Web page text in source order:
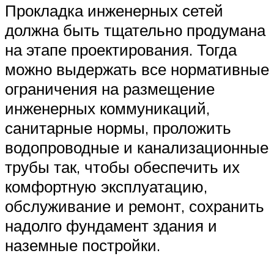
Прокладка инженерных сетей
должна быть тщательно продумана
на этапе проектирования. Тогда
можно выдержать все нормативные
ограничения на размещение
инженерных коммуникаций,
санитарные нормы, проложить
водопроводные и канализационные
трубы так, чтобы обеспечить их
комфортную эксплуатацию,
обслуживание и ремонт, сохранить
надолго фундамент здания и
наземные постройки.